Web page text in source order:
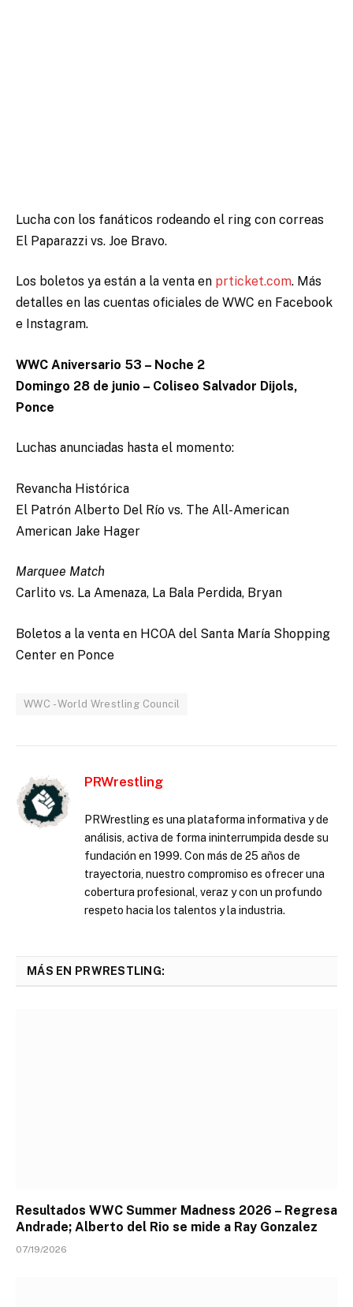
Lucha con los fanáticos rodeando el ring con correas
El Paparazzi vs. Joe Bravo.
Los boletos ya están a la venta en prticket.com. Más
detalles en las cuentas oficiales de WWC en Facebook
e Instagram.
WWC Aniversario 53 – Noche 2
Domingo 28 de junio – Coliseo Salvador Dijols,
Ponce
Luchas anunciadas hasta el momento:
Revancha Histórica
El Patrón Alberto Del Río vs. The All-American
American Jake Hager
Marquee Match
Carlito vs. La Amenaza, La Bala Perdida, Bryan
Boletos a la venta en HCOA del Santa María Shopping
Center en Ponce
WWC - World Wrestling Council
PRWrestling
PRWrestling es una plataforma informativa y de
análisis, activa de forma ininterrumpida desde su
fundación en 1999. Con más de 25 años de
trayectoria, nuestro compromiso es ofrecer una
cobertura profesional, veraz y con un profundo
respeto hacia los talentos y la industria.
MÁS EN PRWRESTLING:
Resultados WWC Summer Madness 2026 – Regresa
Andrade; Alberto del Rio se mide a Ray Gonzalez
07/19/2026